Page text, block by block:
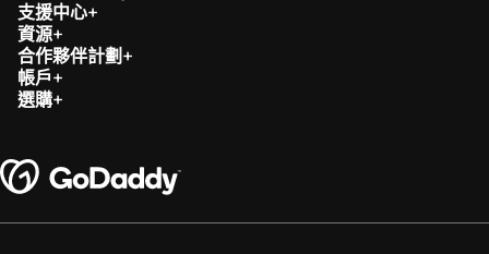
支援中心
資源
合作夥伴計劃
帳戶
選購